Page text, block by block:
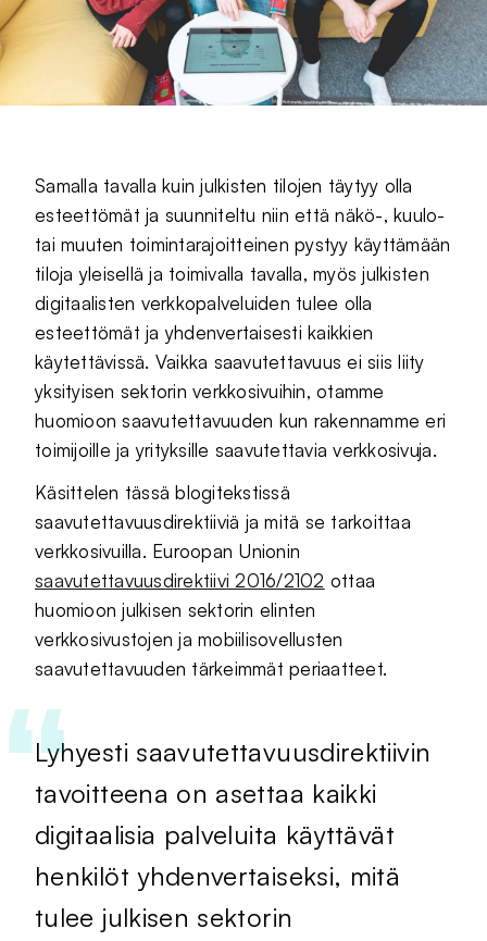
Samalla tavalla kuin julkisten tilojen täytyy olla
esteettömät ja suunniteltu niin että näkö-, kuulo-
tai muuten toimintarajoitteinen pystyy käyttämään
tiloja yleisellä ja toimivalla tavalla, myös julkisten
digitaalisten verkkopalveluiden tulee olla
esteettömät ja yhdenvertaisesti kaikkien
käytettävissä. Vaikka saavutettavuus ei siis liity
yksityisen sektorin verkkosivuihin, otamme
huomioon saavutettavuuden kun rakennamme eri
toimijoille ja yrityksille saavutettavia verkkosivuja.
Käsittelen tässä blogitekstissä
saavutettavuusdirektiiviä ja mitä se tarkoittaa
verkkosivuilla. Euroopan Unionin
saavutettavuusdirektiivi 2016/2102 ottaa
huomioon julkisen sektorin elinten
verkkosivustojen ja mobiilisovellusten
saavutettavuuden tärkeimmät periaatteet.
Lyhyesti saavutettavuusdirektiivin
tavoitteena on asettaa kaikki
digitaalisia palveluita käyttävät
henkilöt yhdenvertaiseksi, mitä
tulee julkisen sektorin